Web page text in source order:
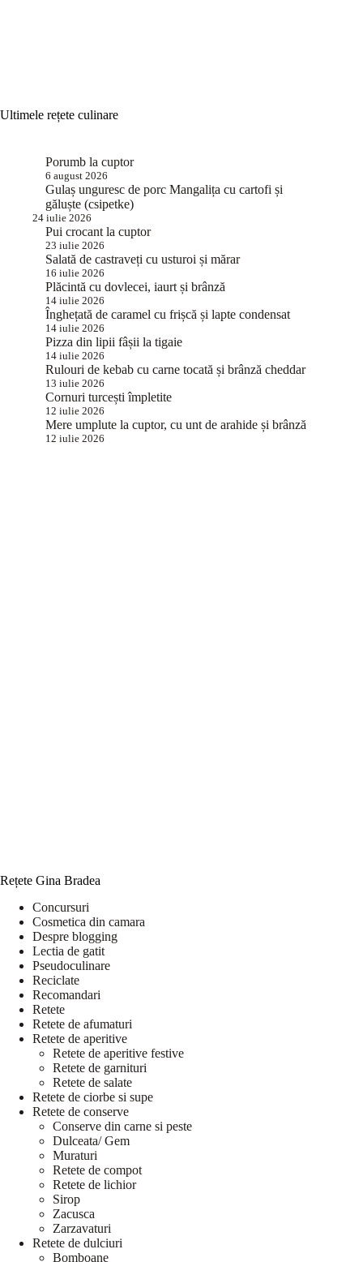
Ultimele rețete culinare
Porumb la cuptor
6 august 2026
Gulaș unguresc de porc Mangalița cu cartofi și
găluște (csipetke)
24 iulie 2026
Pui crocant la cuptor
23 iulie 2026
Salată de castraveți cu usturoi și mărar
16 iulie 2026
Plăcintă cu dovlecei, iaurt și brânză
14 iulie 2026
Înghețată de caramel cu frișcă și lapte condensat
14 iulie 2026
Pizza din lipii fâșii la tigaie
14 iulie 2026
Rulouri de kebab cu carne tocată și brânză cheddar
13 iulie 2026
Cornuri turcești împletite
12 iulie 2026
Mere umplute la cuptor, cu unt de arahide și brânză
12 iulie 2026
Rețete Gina Bradea
Concursuri
Cosmetica din camara
Despre blogging
Lectia de gatit
Pseudoculinare
Reciclate
Recomandari
Retete
Retete de afumaturi
Retete de aperitive
Retete de aperitive festive
Retete de garnituri
Retete de salate
Retete de ciorbe si supe
Retete de conserve
Conserve din carne si peste
Dulceata/ Gem
Muraturi
Retete de compot
Retete de lichior
Sirop
Zacusca
Zarzavaturi
Retete de dulciuri
Bomboane